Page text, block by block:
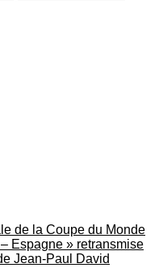
de la Coupe du Monde
Espagne » retransmise
Jean-Paul David